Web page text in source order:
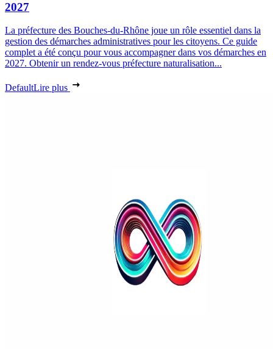
2027
La préfecture des Bouches-du-Rhône joue un rôle essentiel dans la
gestion des démarches administratives pour les citoyens. Ce guide
complet a été conçu pour vous accompagner dans vos démarches en
2027. Obtenir un rendez-vous préfecture naturalisation...
DefaultLire plus